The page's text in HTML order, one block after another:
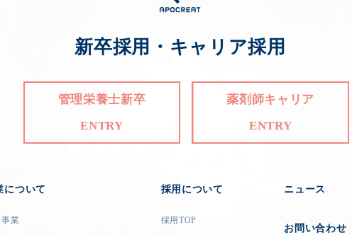
新卒採用・キャリア採用
管理栄養士新卒
ENTRY
薬剤師キャリア
ENTRY
について
業
採用について
採用TOP
ニュース
お問い合わせ